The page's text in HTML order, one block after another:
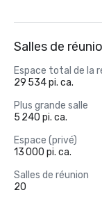
Salles de
Espace total de la
29 534 pi. ca.
Plus grande salle
5 240 pi. ca.
Espace (privé)
13 000 pi. ca.
Salles de réunion
20